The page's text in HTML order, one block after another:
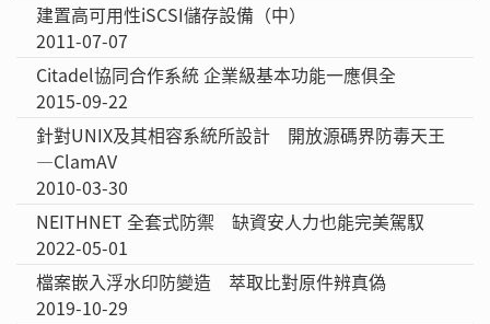
建置高可用性iSCSI儲存設備（中）
2011-07-07
Citadel協同合作系統 企業級基本功能一應俱全
2015-09-22
針對UNIX及其相容系統所設計 開放源碼界防毒天王
—ClamAV
2010-03-30
NEITHNET 全套式防禦 缺資安人力也能完美駕馭
2022-05-01
檔案嵌入浮水印防變造 萃取比對原件辨真偽
2019-10-29